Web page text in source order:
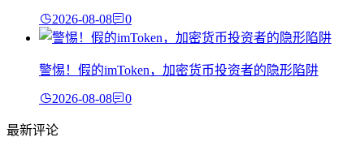
2026-08-08 0
警惕！假的imToken，加密货币投资者的隐形陷阱
2026-08-08 0
最新评论